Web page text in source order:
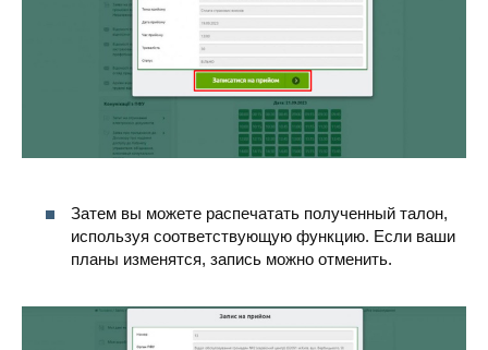
Затем вы можете распечатать полученный талон,
используя соответствующую функцию. Если ваши
планы изменятся, запись можно отменить.